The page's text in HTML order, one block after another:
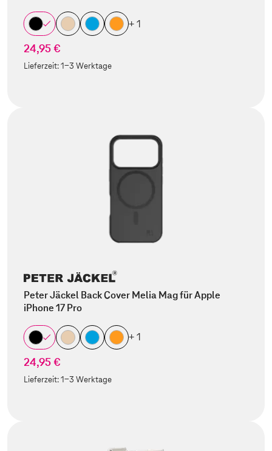
+ 1
24,95 €
Lieferzeit:1-3 Werktage
Peter Jäckel Back Cover Melia Mag für Apple
iPhone 17 Pro
+ 1
24,95 €
Lieferzeit:1-3 Werktage